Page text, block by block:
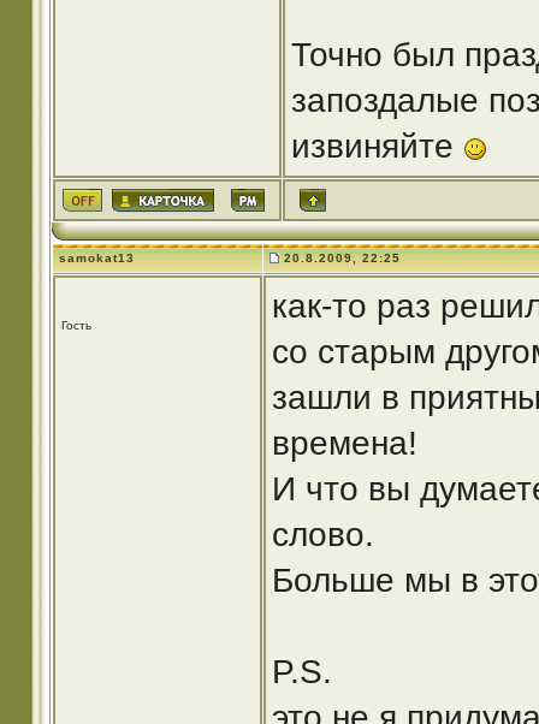
Точно был
запоздалые
извиняйте
samokat13 20.8.2009, 22:25
Гость
как-то раз
со старым
зашли в
времена!
И что вы
слово.
Больше мы в
P.S.